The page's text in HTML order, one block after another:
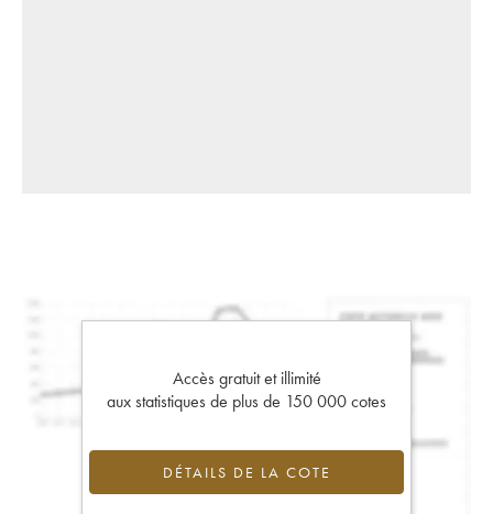
Accès gratuit et illimité
aux statistiques de plus de 150 000 cotes
DÉTAILS DE LA COTE